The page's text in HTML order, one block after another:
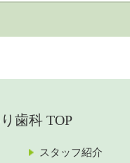
歯科 TOP
スタッフ紹介